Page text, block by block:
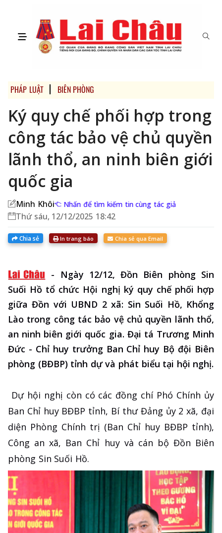
PHÁP LUẬT BIÊN PHÒNG
Ký quy chế phối hợp trong
công tác bảo vệ chủ quyền
lãnh thổ, an ninh biên giới
quốc gia
Minh Khôi Nhấn để tìm kiếm tin cùng tác giả
Thứ sáu, 12/12/2025 18:42
Chia sẻ In trang báo Chia sẻ qua Email
-
Ngày 12/12, Đồn Biên phòng Sin
Suối Hồ tổ chức Hội nghị ký quy chế phối hợp
giữa Đồn với UBND 2 xã: Sin Suối Hồ, Khổng
Lào trong công tác bảo vệ chủ quyền lãnh thổ,
an ninh biên giới quốc gia. Đại tá Trương Minh
Đức - Chỉ huy trưởng Ban Chỉ huy Bộ đội Biên
phòng (BĐBP) tỉnh dự và phát biểu tại hội nghị.
Dự hội nghị còn có các đồng chí Phó Chính ủy
Ban Chỉ huy BĐBP tỉnh, Bí thư Đảng ủy 2 xã, đại
diện Phòng Chính trị (Ban Chỉ huy BĐBP tỉnh),
Công an xã, Ban Chỉ huy và cán bộ Đồn Biên
phòng Sin Suối Hồ.